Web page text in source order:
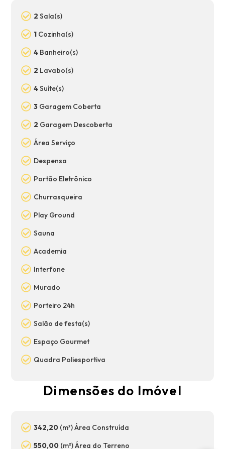
2 Sala(s)
1 Cozinha(s)
4 Banheiro(s)
2 Lavabo(s)
4Suíte(s)
3 Garagem Coberta
2 Garagem Descoberta
Área Serviço
Despensa
Portão Eletrônico
Churrasqueira
Play Ground
Sauna
Academia
Interfone
Murado
Porteiro 24h
Salão de festa(s)
Espaço Gourmet
Quadra Poliesportiva
Dimensões do Imóvel
342,20 (m²) Área Construída
550,00 (m²) Área do Terreno